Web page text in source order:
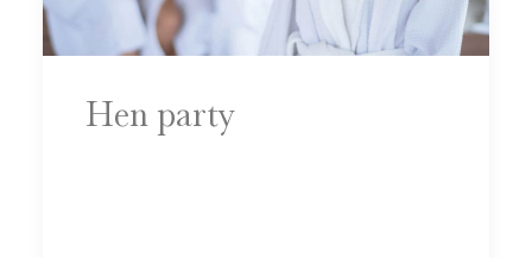
Hen party